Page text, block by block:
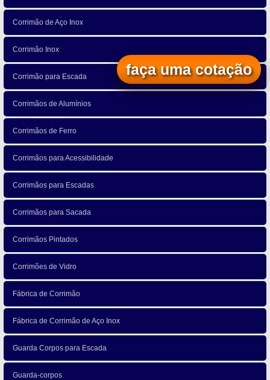
Corrimão de Aço Inox
Corrimão Inox
Corrimão para Escada
Corrimãos de Alumínios
Corrimãos de Ferro
Corrimãos para Acessibilidade
Corrimãos para Escadas
Corrimãos para Sacada
Corrimãos Pintados
Corrimões de Vidro
Fábrica de Corrimão
Fábrica de Corrimão de Aço Inox
Guarda Corpos para Escada
Guarda-corpos
faça uma cotação